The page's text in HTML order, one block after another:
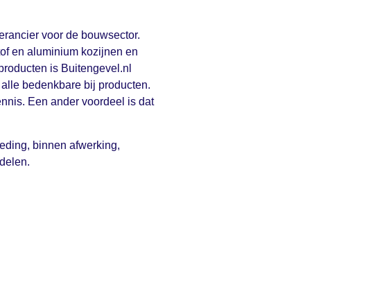
voor de bouwsector.
en aluminium kozijnen en
is Buitengevel.nl
bedenkbare bij producten.
Een ander voordeel is dat
binnen afwerking,